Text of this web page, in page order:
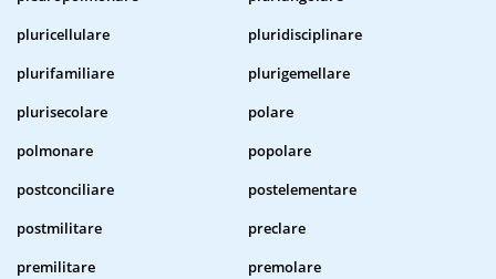
pluricellulare
pluridisciplinare
plurifamiliare
plurigemellare
plurisecolare
polare
polmonare
popolare
postconciliare
postelementare
postmilitare
preclare
premilitare
premolare